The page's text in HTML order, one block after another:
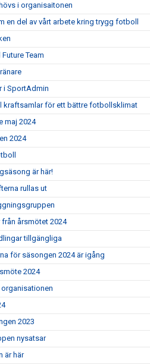
i organisaitonen
en del av vårt arbete kring trygg fotboll
Team
i SportAdmin
kraftsamlar för ett bättre fotbollsklimat
maj 2024
2024
är här!
rullas ut
årsmötet 2024
tillgängliga
för säsongen 2024 är igång
2024
2023
nysatsar
är här